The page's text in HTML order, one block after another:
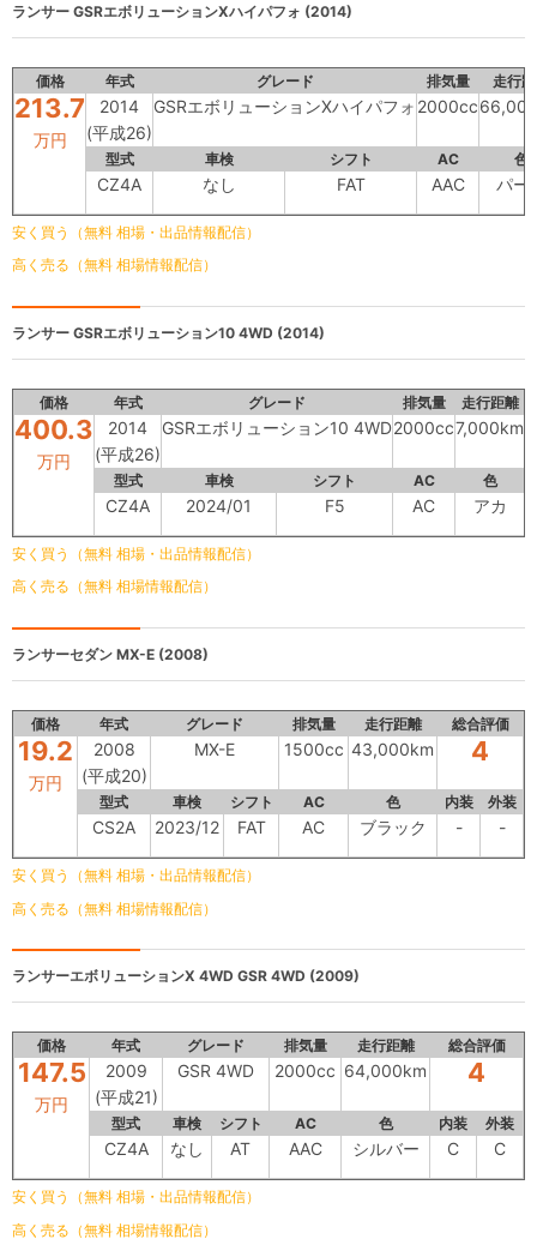
ランサー GSRエボリューションⅩハイパフォ (2014)
価格 年式 グレード 排気量 走行
213.7
万円
2014
(平成26)
GSRエボリューションⅩハイパフォ 2000cc
型式 車検 シフト AC 色
CZ4A なし FAT AAC パー
安く買う（無料 相場・出品情報配信）
高く売る（無料 相場情報配信）
ランサー GSRエボリューション10 4WD (2014)
価格 年式 グレード 排気量 走行距離
400.3
万円
2014
(平成26)
GSRエボリューション10 4WD2000cc7,000km
型式 車検 シフト AC 色
CZ4A 2024/01 F5 AC アカ
安く買う（無料 相場・出品情報配信）
高く売る（無料 相場情報配信）
ランサーセダン MX-E (2008)
価格 年式 グレード 排気量 走行距離 総合評価
19.2
万円
2008
(平成20)
MX-E 1500cc 43,000km 4
型式 車検 シフト AC 色 内装 外装
CS2A 2023/12 FAT AC ブラック - -
安く買う（無料 相場・出品情報配信）
高く売る（無料 相場情報配信）
ランサーエボリューションX 4WD GSR 4WD (2009)
価格 年式 グレード 排気量 走行距離 総合評価
147.5
万円
2009
(平成21)
GSR 4WD 2000cc 64,000km 4
型式 車検 シフト AC 色 内装 外装
CZ4A なし AT AAC シルバー C C
安く買う（無料 相場・出品情報配信）
高く売る（無料 相場情報配信）